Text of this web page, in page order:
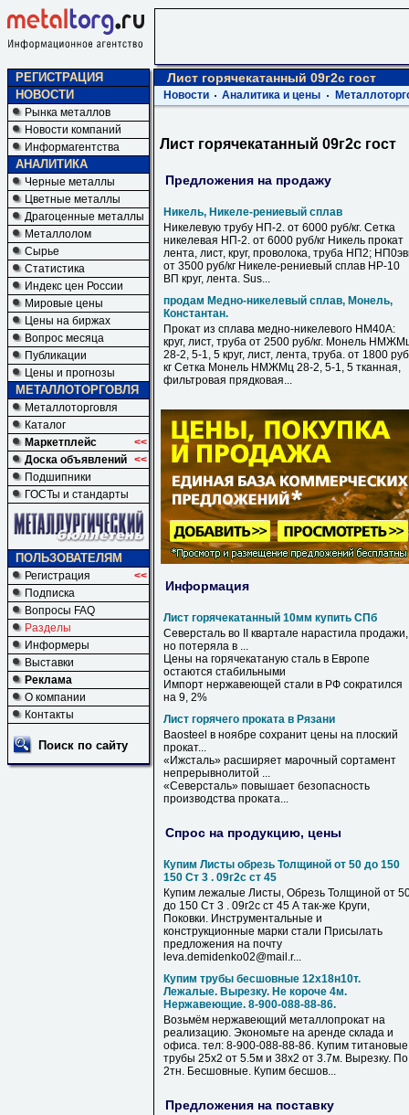
РЕГИСТРАЦИЯ
НОВОСТИ
Рынка металлов
Новости компаний
Информагентства
АНАЛИТИКА
Черные металлы
Цветные металлы
Драгоценные металлы
Металлолом
Сырье
Статистика
Индекс цен России
Мировые цены
Цены на биржах
Вопрос месяца
Публикации
Цены и прогнозы
МЕТАЛЛОТОРГОВЛЯ
Металлоторговля
Каталог
Маркетплейс
<<
Доска объявлений <<
Подшипники
ГОСТы и стандарты
ПОЛЬЗОВАТЕЛЯМ
Регистрация
<<
Подписка
Вопросы FAQ
Разделы
Информеры
Выставки
Реклама
О компании
Контакты
Поиск по сайту
Лист горячекатанный 09г2с гост
Новости Аналитика и цены
Лист горячекатанный 09г2с гост
Предложения на продажу
Никель, Никеле-рениевый сплав
Никелевую трубу НП-2. от 6000 руб/кг. Сетка
никелевая НП-2. от 6000 руб/кг Никель прокат
лента, лист, круг, проволока, труба НП2;
от 3500 руб/кг Никеле-рениевый сплав НР-10
ВП круг, лента. Sus...
продам Медно-никелевый сплав, Монель,
Константан.
Прокат из сплава медно-никелевого НМ40А:
круг, лист, труба от 2500 руб/кг. Монель
28-2, 5-1, 5 круг, лист, лента, труба. от 1800
кг Сетка Монель НМЖМц 28-2, 5-1, 5 тканная,
фильтровая прядковая...
Информация
Лист горячекатанный 10мм купить СПб
Северсталь во II квартале нарастила продажи,
но потеряла в ...
Цены на горячекатаную сталь в Европе
остаются стабильными
Импорт нержавеющей стали в РФ сократился
на 9, 2%
Лист горячего проката в Рязани
Baosteel в ноябре сохранит цены на плоский
прокат...
«Ижсталь» расширяет марочный сортамент
непрерывнолитой ...
«Северсталь» повышает безопасность
производства проката...
Спрос на продукцию, цены
Купим Листы обрезь Толщиной от 50 до 150
150 Ст 3 . 09г2с ст 45
Купим лежалые Листы, Обрезь Толщиной от
до 150 Ст 3 . 09г2с ст 45 А так-же Круги,
Поковки. Инструментальные и
конструкционные марки стали Присылать
предложения на почту
leva.demidenko02@mail.r...
Купим трубы бесшовные 12х18н10т.
Лежалые. Вырезку. Не короче 4м.
Нержавеющие. 8-900-088-88-86.
Возьмём нержавеющий металлопрокат на
реализацию. Экономьте на аренде склада и
офиса. тел: 8-900-088-88-86. Купим титановые
трубы 25х2 от 5.5м и 38х2 от 3.7м. Вырезку. По
2тн. Бесшовные. Купим бесшов...
Предложения на поставку